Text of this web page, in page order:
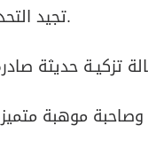
6- تجيد التحدث باللغتين العربية والإنجليزية.